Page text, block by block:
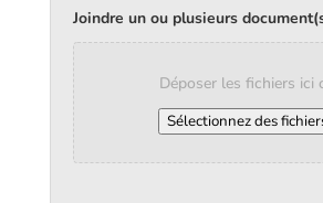
Joindre un ou plusieurs
Déposer les fichiers ici
Sélectionnez des